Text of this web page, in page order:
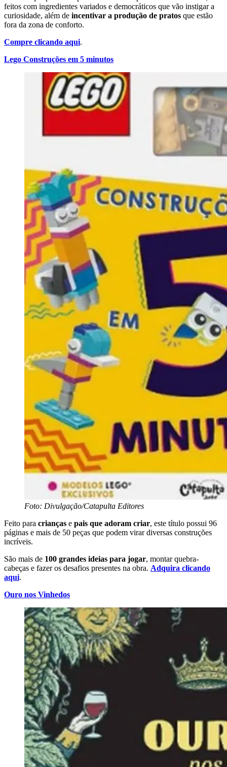
feitos com ingredientes variados e democráticos que vão instigar a
curiosidade, além de incentivar a produção de pratos que estão
fora da zona de conforto.
Compre clicando aqui.
Lego Construções em 5 minutos
Foto: Divulgação/Catapulta Editores
Feito para crianças e pais que adoram criar, este título possui 96
páginas e mais de 50 peças que podem virar diversas construções
incríveis.
São mais de 100 grandes ideias para jogar, montar quebra-
cabeças e fazer os desafios presentes na obra. Adquira clicando
aqui.
Ouro nos Vinhedos